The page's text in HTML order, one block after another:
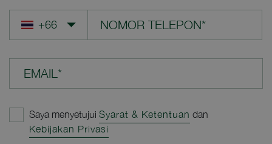
EMAIL*
Saya menyetujui Syarat & Ketentuan dan
Kebijakan Privasi